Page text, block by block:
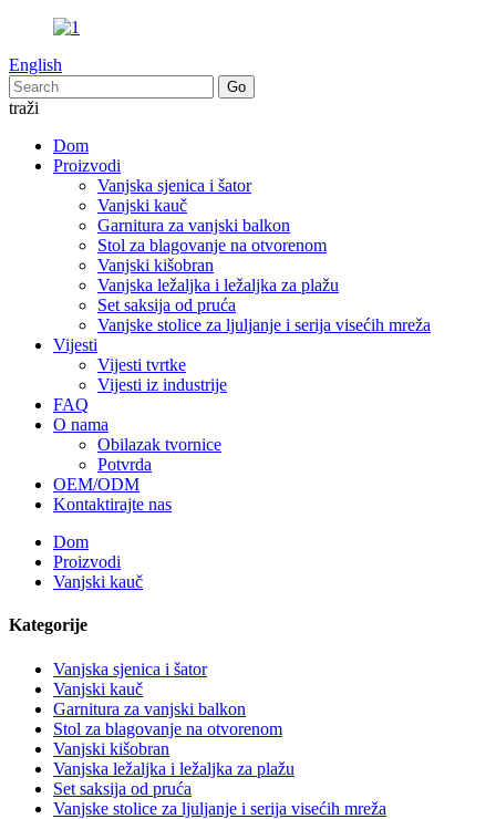
English
traži
Dom
Proizvodi
Vanjska sjenica i šator
Vanjski kauč
Garnitura za vanjski balkon
Stol za blagovanje na otvorenom
Vanjski kišobran
Vanjska ležaljka i ležaljka za plažu
Set saksija od pruća
Vanjske stolice za ljuljanje i serija visećih mreža
Vijesti
Vijesti tvrtke
Vijesti iz industrije
FAQ
O nama
Obilazak tvornice
Potvrda
OEM/ODM
Kontaktirajte nas
Dom
Proizvodi
Vanjski kauč
Kategorije
Vanjska sjenica i šator
Vanjski kauč
Garnitura za vanjski balkon
Stol za blagovanje na otvorenom
Vanjski kišobran
Vanjska ležaljka i ležaljka za plažu
Set saksija od pruća
Vanjske stolice za ljuljanje i serija visećih mreža